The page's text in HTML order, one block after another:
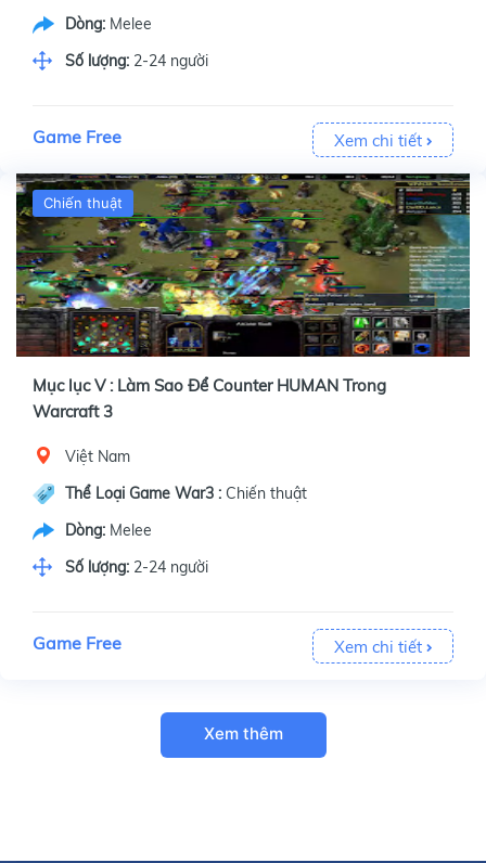
Dòng: Melee
Số lượng: 2-24 người
Game Free Xem chi tiết
Chiến thuật
Mục lục V : Làm Sao Để Counter HUMAN Trong
Warcraft 3
Việt Nam
Thể Loại Game War3 : Chiến thuật
Dòng: Melee
Số lượng: 2-24 người
Game Free Xem chi tiết
Xem thêm